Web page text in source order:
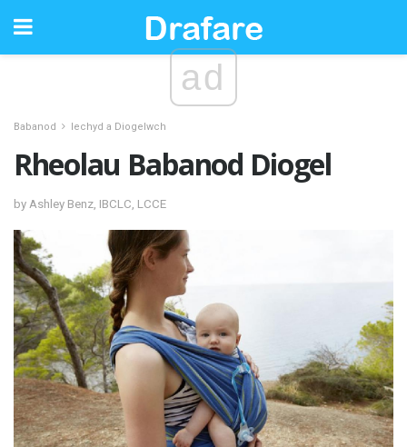
ad
Babanod Iechyd a Diogelwch
Rheolau Babanod Diogel
by Ashley Benz, IBCLC, LCCE